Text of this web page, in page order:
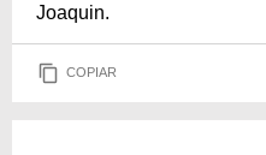
Joaquin.
COPIAR